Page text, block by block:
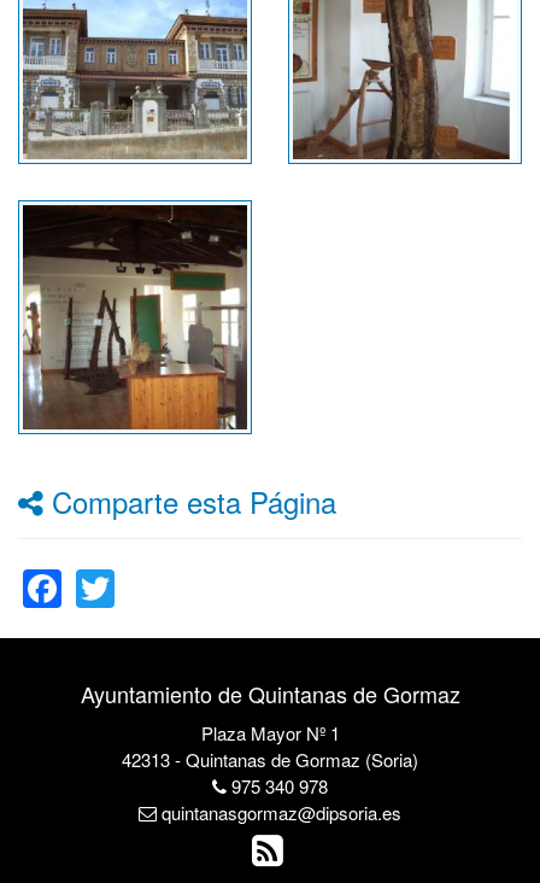
Comparte esta Página
Facebook
Ayuntamiento de Quintanas de Gormaz
Plaza Mayor Nº 1
42313 - Quintanas de Gormaz (Soria)
975 340 978
quintanasgormaz@dipsoria.es